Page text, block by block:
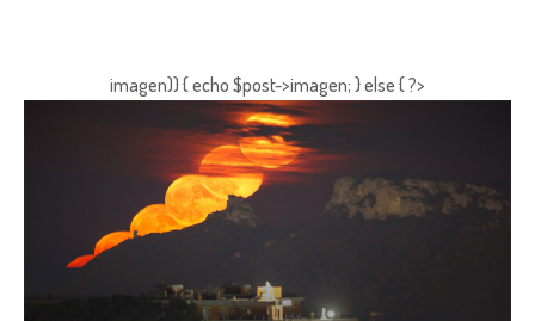
imagen)) { echo $post->imagen; } else { ?>